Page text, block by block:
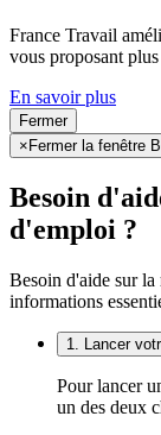
France Travail
vous proposant
En savoir plus
Fermer
× Fermer la fenêtre
Besoin
d'emploi ?
Besoin d'aide sur
informations
1. Lancer
Pour lancer
un des deux